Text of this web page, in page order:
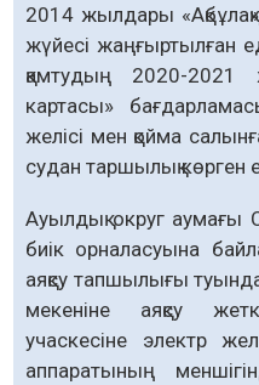
2014 жылдары
жүйесі жаңғыртылған
қамтудың 2020-2021
картасы»
желісі мен қойма
судан таршылық көрген
Ауылдық округ аумағы
биік орналасуына
аяқсу тапшылығы
мекеніне аяқсу
учаскесіне электр
аппаратының